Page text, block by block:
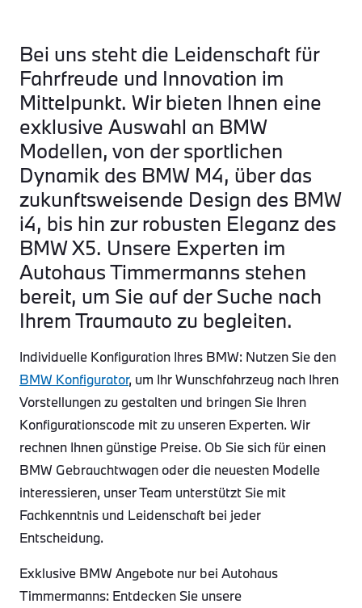
Bei uns steht die Leidenschaft für
Fahrfreude und Innovation im
Mittelpunkt. Wir bieten Ihnen eine
exklusive Auswahl an BMW
Modellen, von der sportlichen
Dynamik des BMW M4, über das
zukunftsweisende Design des BMW
i4, bis hin zur robusten Eleganz des
BMW X5. Unsere Experten im
Autohaus Timmermanns stehen
bereit, um Sie auf der Suche nach
Ihrem Traumauto zu begleiten.
Individuelle Konfiguration Ihres BMW: Nutzen Sie den
BMW Konfigurator, um Ihr Wunschfahrzeug nach Ihren
Vorstellungen zu gestalten und bringen Sie Ihren
Konfigurationscode mit zu unseren Experten. Wir
rechnen Ihnen günstige Preise. Ob Sie sich für einen
BMW Gebrauchtwagen oder die neuesten Modelle
interessieren, unser Team unterstützt Sie mit
Fachkenntnis und Leidenschaft bei jeder
Entscheidung.
Exklusive BMW Angebote nur bei Autohaus
Timmermanns: Entdecken Sie unsere